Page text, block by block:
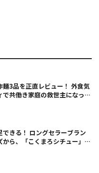
麺3品を正直レビュー！ 外食気
共働き家庭の救世主になって
きる！ ロングセラーブラン
から、「こくまろシチュー」＜